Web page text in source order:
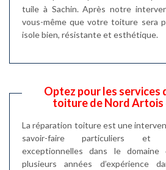
tuile à Sachin. Après notre
vous-même que votre toiture sera
isole bien, résistante et esthétique.
Optez pour les services
toiture de Nord
La réparation toiture est une
savoir-faire particuliers et
exceptionnelles dans le
plusieurs années d’expérience